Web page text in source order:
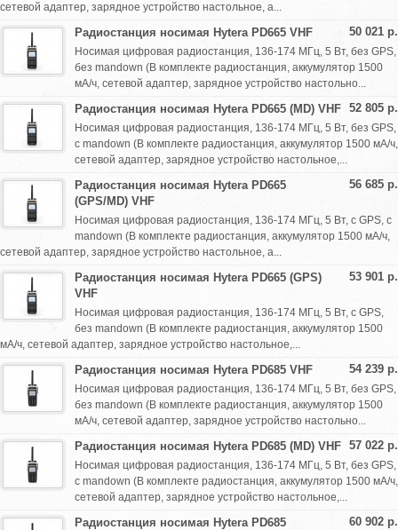
сетевой адаптер, зарядное устройство настольное, а...
50 021 р.
Радиостанция носимая Hytera PD665 VHF
Носимая цифровая радиостанция, 136-174 МГц, 5 Вт, без GPS,
без mandown (В комплекте радиостанция, аккумулятор 1500
мА/ч, сетевой адаптер, зарядное устройство настольно...
52 805 р.
Радиостанция носимая Hytera PD665 (MD) VHF
Носимая цифровая радиостанция, 136-174 МГц, 5 Вт, без GPS,
с mandown (В комплекте радиостанция, аккумулятор 1500 мА/ч,
сетевой адаптер, зарядное устройство настольное,...
56 685 р.
Радиостанция носимая Hytera PD665
(GPS/MD) VHF
Носимая цифровая радиостанция, 136-174 МГц, 5 Вт, с GPS, с
mandown (В комплекте радиостанция, аккумулятор 1500 мА/ч,
сетевой адаптер, зарядное устройство настольное, а...
53 901 р.
Радиостанция носимая Hytera PD665 (GPS)
VHF
Носимая цифровая радиостанция, 136-174 МГц, 5 Вт, с GPS,
без mandown (В комплекте радиостанция, аккумулятор 1500
мА/ч, сетевой адаптер, зарядное устройство настольное,...
54 239 р.
Радиостанция носимая Hytera PD685 VHF
Носимая цифровая радиостанция, 136-174 МГц, 5 Вт, без GPS,
без mandown (В комплекте радиостанция, аккумулятор 1500
мА/ч, сетевой адаптер, зарядное устройство настольно...
57 022 р.
Радиостанция носимая Hytera PD685 (MD) VHF
Носимая цифровая радиостанция, 136-174 МГц, 5 Вт, без GPS,
с mandown (В комплекте радиостанция, аккумулятор 1500 мА/ч,
сетевой адаптер, зарядное устройство настольное,...
60 902 р.
Радиостанция носимая Hytera PD685